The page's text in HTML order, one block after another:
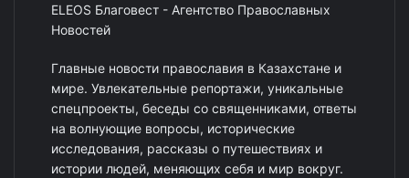
ELEOS Благовест - Агентство Православных
Новостей
Главные новости православия в Казахстане и
мире. Увлекательные репортажи, уникальные
спецпроекты, беседы со священниками, ответы
на волнующие вопросы, исторические
исследования, рассказы о путешествиях и
истории людей, меняющих себя и мир вокруг.